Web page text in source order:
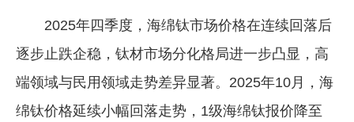
2025年四季度，海绵钛市场价格在连续回落后
逐步止跌企稳，钛材市场分化格局进一步凸显，高
端领域与民用领域走势差异显著。2025年10月，海
绵钛价格延续小幅回落走势，1级海绵钛报价降至